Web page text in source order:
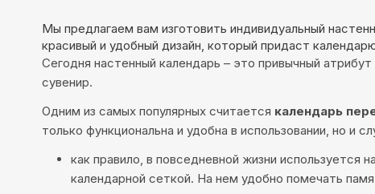
Мы предлагаем вам изготовить индивидуальный
красивый и удобный дизайн, который придаст
Сегодня настенный календарь – это привычный
сувенир.
Одним из самых популярных считается календарь
только функциональна и удобна в использовании, но и
как правило, в повседневной жизни
календарной сеткой. На нем удобно помечать